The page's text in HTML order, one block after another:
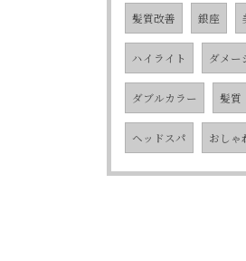
髪質改善 銀座
ハイライト ダメー
ダブルカラー 髪質
ヘッドスパ おしゃ